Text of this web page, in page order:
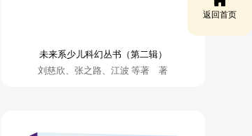
返回首页
未来系少儿科幻丛书（第二辑）
刘慈欣、张之路、江波 等著 著